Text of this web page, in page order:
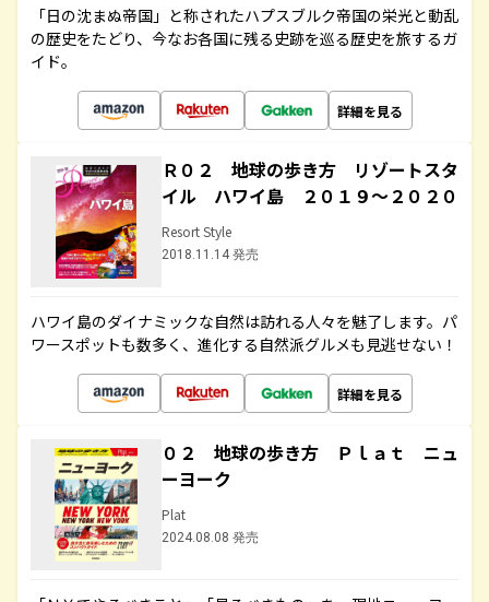
「日の沈まぬ帝国」と称されたハプスブルク帝国の栄光と動乱
の歴史をたどり、今なお各国に残る史跡を巡る歴史を旅するガ
イド。
詳細を見る
Ｒ０２ 地球の歩き方 リゾートスタ
イル ハワイ島 ２０１９～２０２０
Resort Style
2018.11.14 発売
ハワイ島のダイナミックな自然は訪れる人々を魅了します。パ
ワースポットも数多く、進化する自然派グルメも見逃せない！
詳細を見る
０２ 地球の歩き方 Ｐｌａｔ ニュ
ーヨーク
Plat
2024.08.08 発売